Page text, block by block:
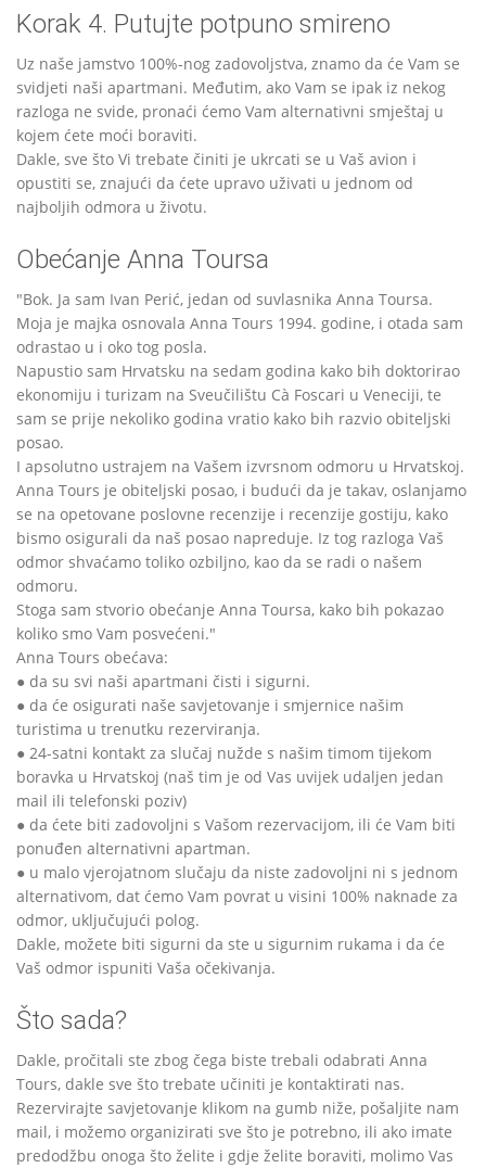
Korak 4. Putujte potpuno smireno
Uz naše jamstvo 100%-nog zadovoljstva, znamo da će Vam se
svidjeti naši apartmani. Međutim, ako Vam se ipak iz nekog
razloga ne svide, pronaći ćemo Vam alternativni smještaj u
kojem ćete moći boraviti.
Dakle, sve što Vi trebate činiti je ukrcati se u Vaš avion i
opustiti se, znajući da ćete upravo uživati u jednom od
najboljih odmora u životu.
Obećanje Anna Toursa
"Bok. Ja sam Ivan Perić, jedan od suvlasnika Anna Toursa.
Moja je majka osnovala Anna Tours 1994. godine, i otada sam
odrastao u i oko tog posla.
Napustio sam Hrvatsku na sedam godina kako bih doktorirao
ekonomiju i turizam na Sveučilištu Cà Foscari u Veneciji, te
sam se prije nekoliko godina vratio kako bih razvio obiteljski
posao.
I apsolutno ustrajem na Vašem izvrsnom odmoru u Hrvatskoj.
Anna Tours je obiteljski posao, i budući da je takav, oslanjamo
se na opetovane poslovne recenzije i recenzije gostiju, kako
bismo osigurali da naš posao napreduje. Iz tog razloga Vaš
odmor shvaćamo toliko ozbiljno, kao da se radi o našem
odmoru.
Stoga sam stvorio obećanje Anna Toursa, kako bih pokazao
koliko smo Vam posvećeni."
Anna Tours obećava:
● da su svi naši apartmani čisti i sigurni.
● da će osigurati naše savjetovanje i smjernice našim
turistima u trenutku rezerviranja.
● 24-satni kontakt za slučaj nužde s našim timom tijekom
boravka u Hrvatskoj (naš tim je od Vas uvijek udaljen jedan
mail ili telefonski poziv)
● da ćete biti zadovoljni s Vašom rezervacijom, ili će Vam biti
ponuđen alternativni apartman.
● u malo vjerojatnom slučaju da niste zadovoljni ni s jednom
alternativom, dat ćemo Vam povrat u visini 100% naknade za
odmor, uključujući polog.
Dakle, možete biti sigurni da ste u sigurnim rukama i da će
Vaš odmor ispuniti Vaša očekivanja.
Što sada?
Dakle, pročitali ste zbog čega biste trebali odabrati Anna
Tours, dakle sve što trebate učiniti je kontaktirati nas.
Rezervirajte savjetovanje klikom na gumb niže, pošaljite nam
mail, i možemo organizirati sve što je potrebno, ili ako imate
predodžbu onoga što želite i gdje želite boraviti, molimo Vas